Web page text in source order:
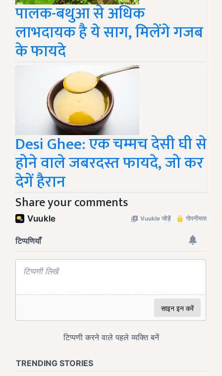
पालक-बथुआ से अधिक
लाभदायक है ये साग, मिलेंगे गजब
के फायदे
Desi Ghee: एक चम्मच देसी घी से
होने वाले जबरदस्त फायदे, जो कर
देगें हैरान
Share your comments